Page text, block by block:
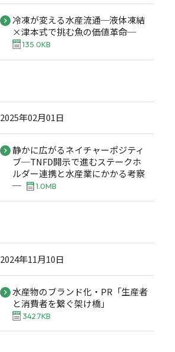
冷凍が変える水産流通─液体凍結
×津本式で挑む魚の価値革命─
135.0KB
2025年02月01日
静かに広がるネイチャーポジティ
ブ─TNFD開示で進むステークホ
ルダー連携と水産業にかかる考察
─
1.0MB
2024年11月10日
水産物のブランド化・PR「生産者
と消費者を繋ぐ架け橋」
342.7KB